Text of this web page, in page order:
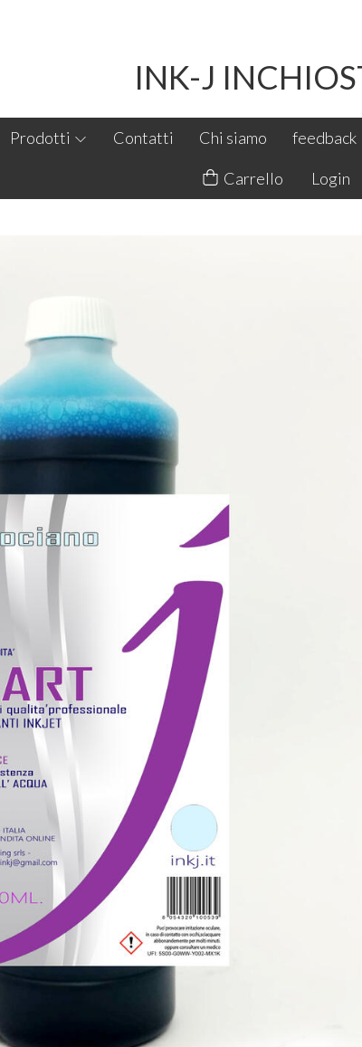
INK-J
Prodotti Contatti Chi siamo feedback
Carrello Login